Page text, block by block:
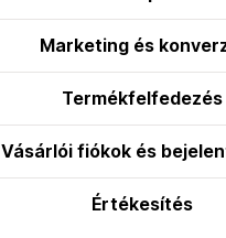
Marketing és
Termékfelfedezés
Vásárlói fiókok és
Értékesítés